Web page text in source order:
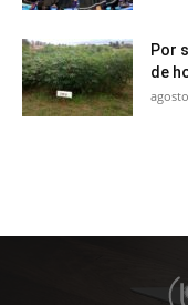
Por
de